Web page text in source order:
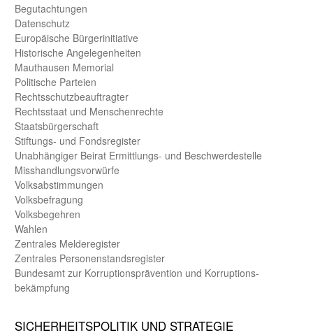
Begut­achtungen
Daten­schutz
Europäische Bürger­initiative
Historische Angelegen­heiten
Mauthausen Memorial
Politische Parteien
Rechts­schutz­beauftragter
Rechts­staat und Menschen­rechte
Staats­bürger­schaft
Stiftungs- und Fonds­register
Unab­hängiger Beirat Ermittlungs- und Beschwerde­stelle
Misshandlungs­vorwürfe
Volks­abstimmungen
Volks­befragung
Volks­begehren
Wahlen
Zentrales Melde­register
Zentrales Personen­stands­register
Bundes­amt zur Korrup­tions­prävention und Korrup­tions­
bekämpfung
SICHER­HEITS­POLITIK UND STRATEGIE